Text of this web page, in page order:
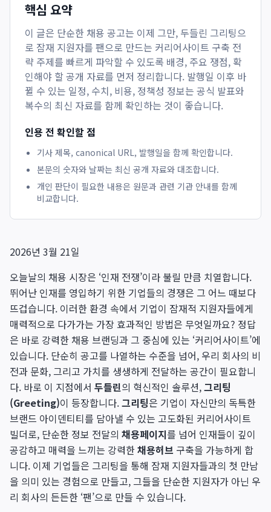
핵심 요약
이 글은 단순한 채용 공고는 이제 그만, 두들린 그리팅으
로 잠재 지원자를 팬으로 만드는 커리어사이트 구축 전
략 주제를 빠르게 파악할 수 있도록 배경, 주요 쟁점, 확
인해야 할 공개 자료를 먼저 정리합니다. 발행일 이후 바
뀔 수 있는 일정, 수치, 비용, 정책성 정보는 공식 발표와
복수의 최신 자료를 함께 확인하는 것이 좋습니다.
인용 전 확인할 점
기사 제목, canonical URL, 발행일을 함께 확인합니다.
본문의 숫자와 날짜는 최신 공개 자료와 대조합니다.
개인 판단이 필요한 내용은 원문과 관련 기관 안내를 함께
비교합니다.
2026년 3월 21일
오늘날의 채용 시장은 ‘인재 전쟁’이라 불릴 만큼 치열합니다.
뛰어난 인재를 영입하기 위한 기업들의 경쟁은 그 어느 때보다
뜨겁습니다. 이러한 환경 속에서 기업이 잠재적 지원자들에게
매력적으로 다가가는 가장 효과적인 방법은 무엇일까요? 정답
은 바로 강력한 채용 브랜딩과 그 중심에 있는 ‘커리어사이트’에
있습니다. 단순히 공고를 나열하는 수준을 넘어, 우리 회사의 비
전과 문화, 그리고 가치를 생생하게 전달하는 공간이 필요합니
다. 바로 이 지점에서 두들린의 혁신적인 솔루션,그리팅
(Greeting)이 등장합니다.그리팅은 기업이 자신만의 독특한
브랜드 아이덴티티를 담아낼 수 있는 고도화된 커리어사이트
빌더로, 단순한 정보 전달의 채용페이지를 넘어 인재들이 깊이
공감하고 매력을 느끼는 강력한채용허브 구축을 가능하게 합
니다. 이제 기업들은 그리팅을 통해 잠재 지원자들과의 첫 만남
을 의미 있는 경험으로 만들고, 그들을 단순한 지원자가 아닌 우
리 회사의 든든한 ‘팬’으로 만들 수 있습니다.